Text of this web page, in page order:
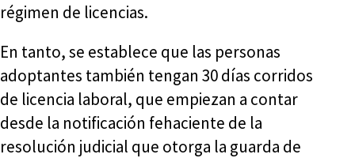
régimen de licencias.
En tanto, se establece que las personas
adoptantes también tengan 30 días corridos
de licencia laboral, que empiezan a contar
desde la notificación fehaciente de la
resolución judicial que otorga la guarda de